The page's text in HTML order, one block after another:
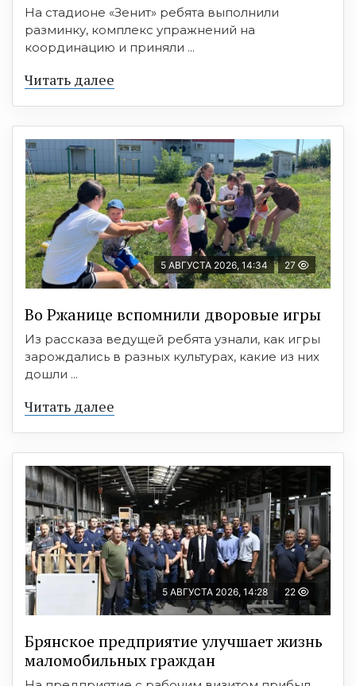
На стадионе «Зенит» ребята выполнили
разминку, комплекс упражнений на
координацию и приняли ...
Читать далее
5 АВГУСТА 2026, 14:34 27
Во Ржанице вспомнили дворовые игры
Из рассказа ведущей ребята узнали, как игры
зарождались в разных культурах, какие из них
дошли ...
Читать далее
5 АВГУСТА 2026, 14:28 22
Брянское предприятие улучшает жизнь
маломобильных граждан